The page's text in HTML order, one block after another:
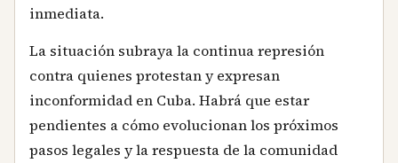
inmediata.
La situación subraya la continua represión
contra quienes protestan y expresan
inconformidad en Cuba. Habrá que estar
pendientes a cómo evolucionan los próximos
pasos legales y la respuesta de la comunidad